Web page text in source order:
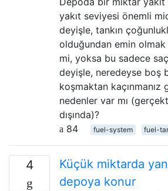
yakıt seviyesi önemli
deyişle, tankın
olduğundan emin
mi, yoksa bu sadece
deyişle, neredeyse boş
koşmaktan kaçınmanız
nedenler var mı
dışında)?
84
fuel-system fuel-
4
Küçük miktarda
depoya konur